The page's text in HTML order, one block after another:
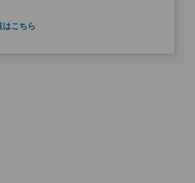
はこちら